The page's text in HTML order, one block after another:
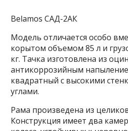
Belamos САД-2АК
Модель отличается особо
корытом объемом 85 л и
кг. Тачка изготовлена из
антикоррозийным
квадратный с высокими
углами.
Рама произведена из
Конструкция имеет два